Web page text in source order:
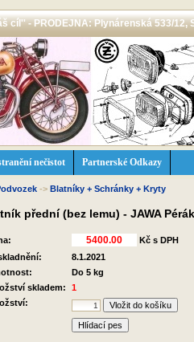
cíl'' - PRODEJNA: Plynárenská 533/12,
nečistot Partnerské Odkazy
-> Blatníky + Schránky + Kryty
přední (bez lemu) - JAWA
Kč s DPH
8.1.2021
Do 5 kg
skladem:
1
Hlídací pes